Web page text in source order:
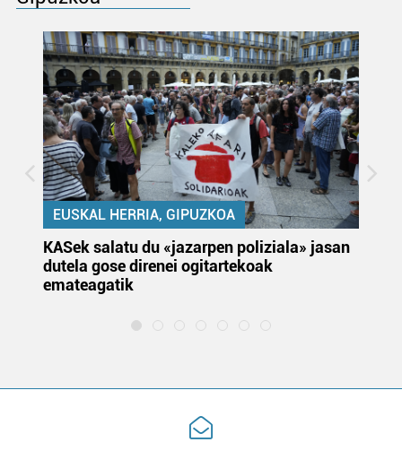
EUSKAL HERRIA, GIPUZKOA
KASek salatu du «jazarpen poliziala» jasan
dutela gose direnei ogitartekoak
emateagatik